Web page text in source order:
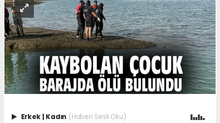
Erkek | Kadın (Haberi Sesli Oku)